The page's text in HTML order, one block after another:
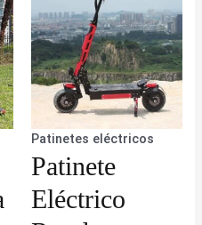
Patinetes eléctricos
Patinete
Eléctrico